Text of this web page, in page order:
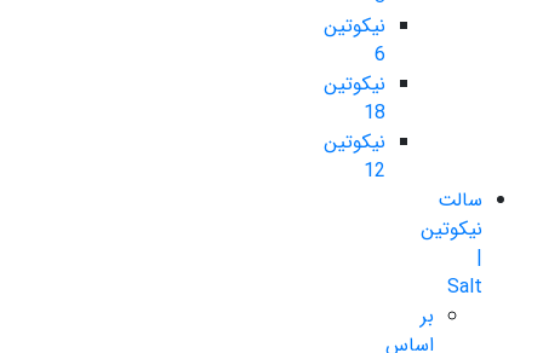
نیکوتین
6
نیکوتین
18
نیکوتین
12
سالت
نیکوتین
|
Salt
بر
اساس